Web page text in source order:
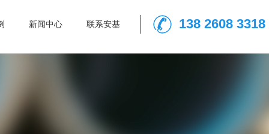
新闻中心 联系安基 138 2608 3318